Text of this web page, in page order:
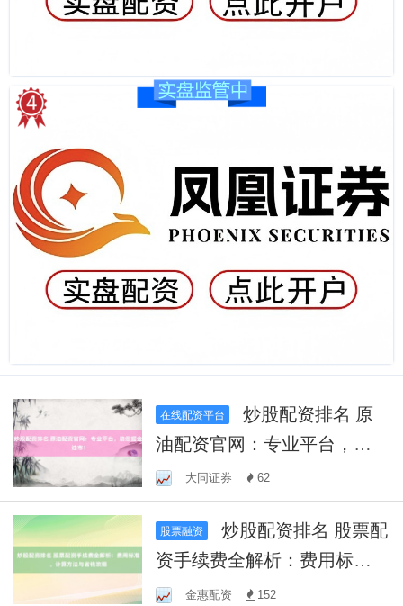
在线配资平台
炒股配资排名 原
油配资官网：专业平台，助
您掘金油市！
大同证券 62
股票融资
炒股配资排名 股票配
资手续费全解析：费用标
准、计算方法与省钱攻略
金惠配资 152